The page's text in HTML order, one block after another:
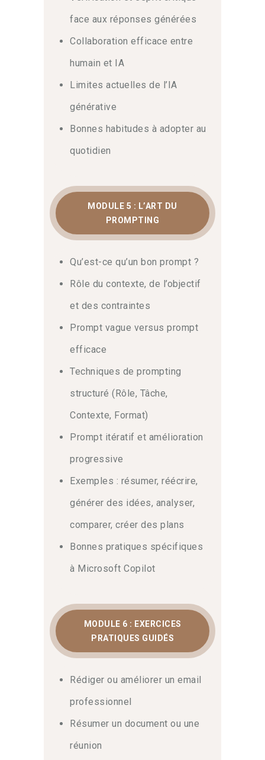
face aux réponses générées
Collaboration efficace entre
humain et IA
Limites actuelles de l’IA
générative
Bonnes habitudes à adopter au
quotidien
MODULE 5 : L’ART DU
PROMPTING
Qu’est-ce qu’un bon prompt ?
Rôle du contexte, de l’objectif
et des contraintes
Prompt vague versus prompt
efficace
Techniques de prompting
structuré (Rôle, Tâche,
Contexte, Format)
Prompt itératif et amélioration
progressive
Exemples : résumer, réécrire,
générer des idées, analyser,
comparer, créer des plans
Bonnes pratiques spécifiques
à Microsoft Copilot
MODULE 6 : EXERCICES
PRATIQUES GUIDÉS
Rédiger ou améliorer un email
professionnel
Résumer un document ou une
réunion